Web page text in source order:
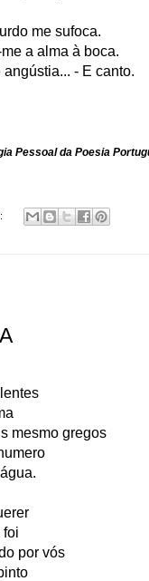
me sufoca.
a alma à boca.
- E canto.
Pessoal da Poesia
mesmo gregos
foi
por vós